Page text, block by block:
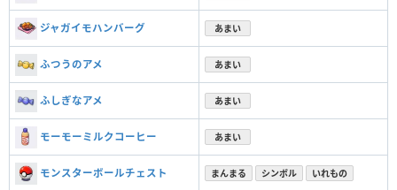
ジャガイモハンバーグ あまい
ふつうのアメ あまい
ふしぎなアメ あまい
モーモーミルクコーヒー あまい
モンスターボールチェスト まんまる シンボル いれもの